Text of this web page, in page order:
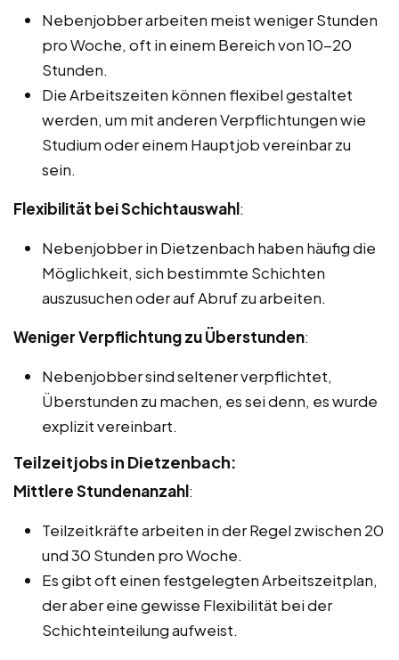
Nebenjobber arbeiten meist weniger Stunden
pro Woche, oft in einem Bereich von 10-20
Stunden.
Die Arbeitszeiten können flexibel gestaltet
werden, um mit anderen Verpflichtungen wie
Studium oder einem Hauptjob vereinbar zu
sein.
Flexibilität bei Schichtauswahl:
Nebenjobber in Dietzenbach haben häufig die
Möglichkeit, sich bestimmte Schichten
auszusuchen oder auf Abruf zu arbeiten.
Weniger Verpflichtung zu Überstunden:
Nebenjobber sind seltener verpflichtet,
Überstunden zu machen, es sei denn, es wurde
explizit vereinbart.
Teilzeitjobs in Dietzenbach:
Mittlere Stundenanzahl:
Teilzeitkräfte arbeiten in der Regel zwischen 20
und 30 Stunden pro Woche.
Es gibt oft einen festgelegten Arbeitszeitplan,
der aber eine gewisse Flexibilität bei der
Schichteinteilung aufweist.